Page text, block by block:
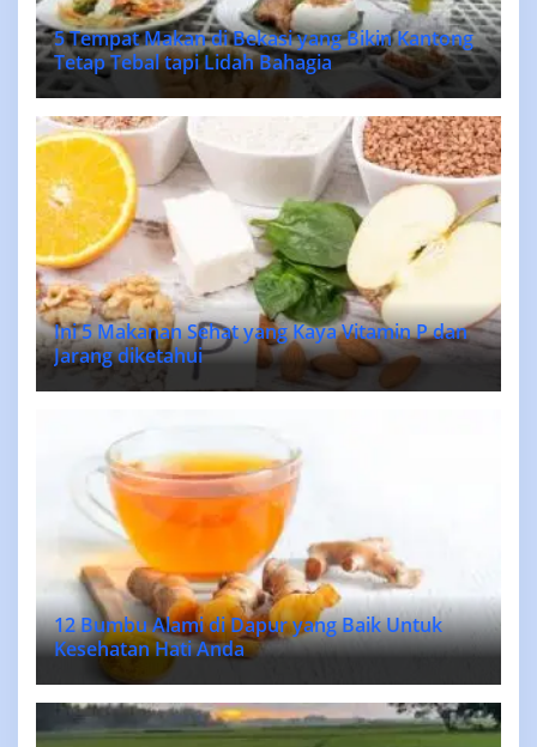
5 Tempat Makan di Bekasi yang Bikin Kantong
Tetap Tebal tapi Lidah Bahagia
Ini 5 Makanan Sehat yang Kaya Vitamin P dan
Jarang diketahui
12 Bumbu Alami di Dapur yang Baik Untuk
Kesehatan Hati Anda